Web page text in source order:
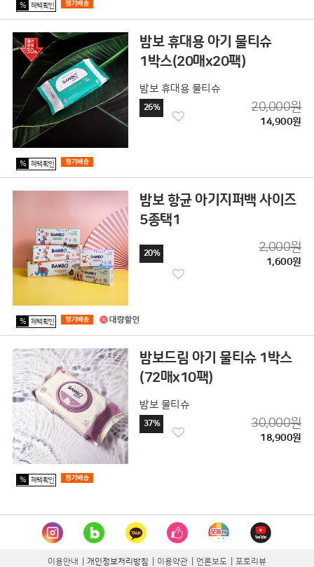
% 혜택확인
밤보 휴대용 아기 물티슈
1박스(20매x20팩)
밤보 휴대용 물티슈
26% 20,000원
14,900원
% 혜택확인
밤보 항균 아기지퍼백 사이즈
5종택1
20% 2,000원
1,600원
% 혜택확인
밤보드림 아기 물티슈 1박스
(72매x10팩)
밤보 물티슈
37% 30,000원
18,900원
% 혜택확인
이용안내 개인정보처리방침 이용약관 언론보도 포토리뷰